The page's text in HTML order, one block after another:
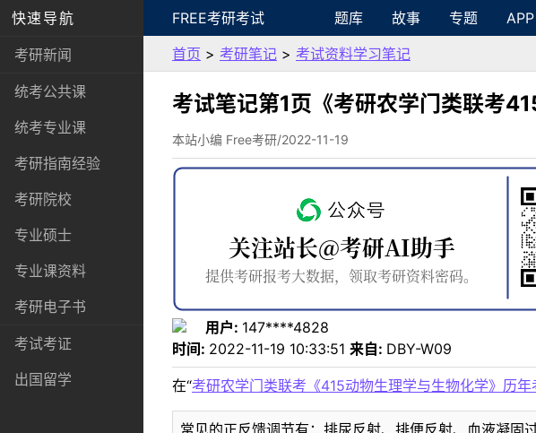
快速导航
考研新闻
统考公共课
统考专业课
考研指南经验
考研院校
专业硕士
专业课资料
考研电子书
考试考证
出国留学
FREE考研考试 题库 故事 专题 APP
首页 > 考研笔记 > 考试资料学习笔记
考试笔记第1页《考研农学门类联考
本站小编 Free考研/2022-11-19
用户: 147****4828
时间: 2022-11-19 10:33:51 来自: DBY-W09
在“考研农学门类联考《415动物生理学与生物化学》历
常见的正反馈调节有：排尿反射、排便反射、血液凝